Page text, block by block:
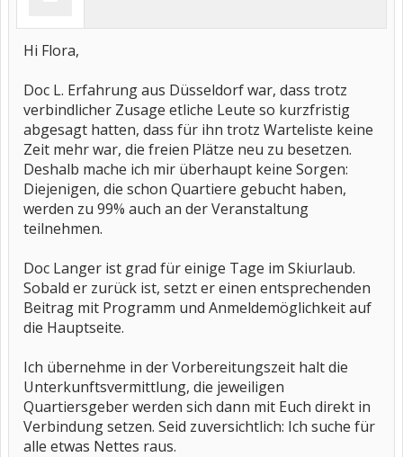
Hi Flora,
Doc L. Erfahrung aus Düsseldorf war, dass trotz
verbindlicher Zusage etliche Leute so kurzfristig
abgesagt hatten, dass für ihn trotz Warteliste keine
Zeit mehr war, die freien Plätze neu zu besetzen.
Deshalb mache ich mir überhaupt keine Sorgen:
Diejenigen, die schon Quartiere gebucht haben,
werden zu 99% auch an der Veranstaltung
teilnehmen.
Doc Langer ist grad für einige Tage im Skiurlaub.
Sobald er zurück ist, setzt er einen entsprechenden
Beitrag mit Programm und Anmeldemöglichkeit auf
die Hauptseite.
Ich übernehme in der Vorbereitungszeit halt die
Unterkunftsvermittlung, die jeweiligen
Quartiersgeber werden sich dann mit Euch direkt in
Verbindung setzen. Seid zuversichtlich: Ich suche für
alle etwas Nettes raus.